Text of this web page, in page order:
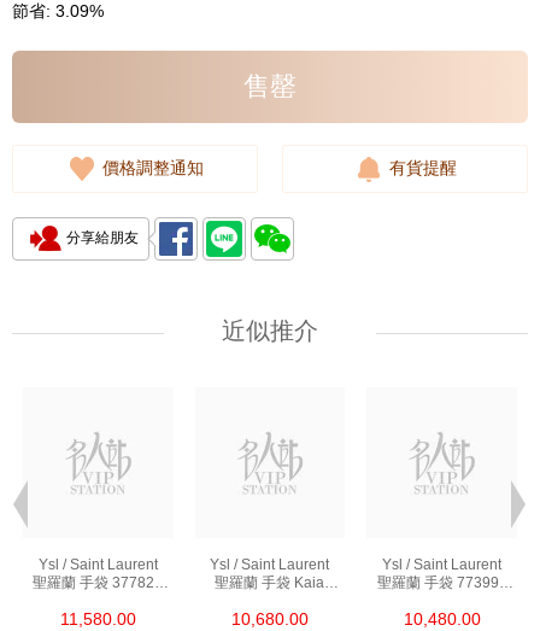
節省: 3.09%
售罄
價格調整通知 有貨提醒
分享給朋友
近似推介
Ysl / Saint Laurent
聖羅蘭 手袋 377828
斜挎包
11,580.00
Ysl / Saint Laurent
聖羅蘭 手袋 Kaia
單肩包/斜挎包
10,680.00
Ysl / Saint Laurent
聖羅蘭 手袋 773995
斜挎包/手提包
10,480.00